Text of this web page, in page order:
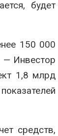
будет
150 000
Инвестор
1,8 млрд
средств,